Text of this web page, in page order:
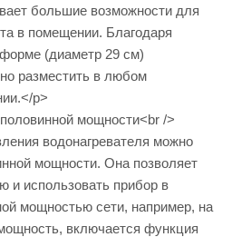
большие возможности для
в помещении. Благодаря
(диаметр 29 см)
разместить в любом
p>
мощности<br />
водонагревателя можно
мощности. Она позволяет
и использовать прибор в
мощностью сети, например, на
включается функция